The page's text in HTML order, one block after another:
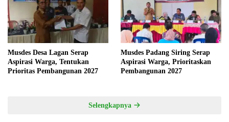
Musdes Desa Lagan Serap
Aspirasi Warga, Tentukan
Prioritas Pembangunan 2027
Musdes Padang Siring Serap
Aspirasi Warga, Prioritaskan
Pembangunan 2027
Selengkapnya